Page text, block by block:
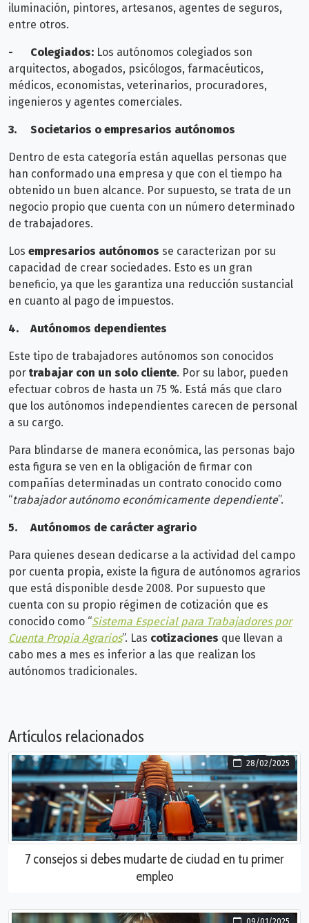
iluminación, pintores, artesanos, agentes de seguros,
entre otros.
- Colegiados: Los autónomos colegiados son
arquitectos, abogados, psicólogos, farmacéuticos,
médicos, economistas, veterinarios, procuradores,
ingenieros y agentes comerciales.
3. Societarios o empresarios autónomos
Dentro de esta categoría están aquellas personas que
han conformado una empresa y que con el tiempo ha
obtenido un buen alcance. Por supuesto, se trata de un
negocio propio que cuenta con un número determinado
de trabajadores.
Los empresarios autónomos se caracterizan por su
capacidad de crear sociedades. Esto es un gran
beneficio, ya que les garantiza una reducción sustancial
en cuanto al pago de impuestos.
4. Autónomos dependientes
Este tipo de trabajadores autónomos son conocidos
por trabajar con un solo cliente. Por su labor, pueden
efectuar cobros de hasta un 75 %. Está más que claro
que los autónomos independientes carecen de personal
a su cargo.
Para blindarse de manera económica, las personas bajo
esta figura se ven en la obligación de firmar con
compañías determinadas un contrato conocido como
“trabajador autónomo económicamente dependiente”.
5. Autónomos de carácter agrario
Para quienes desean dedicarse a la actividad del campo
por cuenta propia, existe la figura de autónomos agrarios
que está disponible desde 2008. Por supuesto que
cuenta con su propio régimen de cotización que es
conocido como “Sistema Especial para Trabajadores por
Cuenta Propia Agrarios”. Las cotizaciones que llevan a
cabo mes a mes es inferior a las que realizan los
autónomos tradicionales.
Artículos relacionados
28/02/2025
7 consejos si debes mudarte de ciudad en tu primer
empleo
09/01/2025